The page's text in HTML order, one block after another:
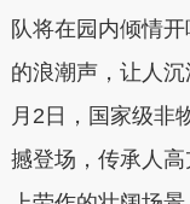
队将在园内倾情
的浪潮声，让人
月2日，国家级非
撼登场，传承人